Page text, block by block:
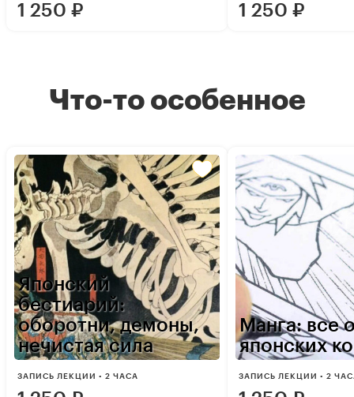
1 250 ₽ 1 250 ₽
Что-то особенное
Японский
бестиарий:
оборотни, демоны,
нечистая сила
ЗАПИСЬ ЛЕКЦИИ • 2 ЧАСА
Манга: все
японских
ЗАПИСЬ ЛЕКЦИИ • 2